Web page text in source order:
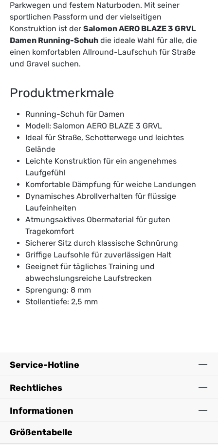
Parkwegen und festem Naturboden. Mit seiner
sportlichen Passform und der vielseitigen
Konstruktion ist der Salomon AERO BLAZE 3 GRVL
Damen Running-Schuh die ideale Wahl für alle, die
einen komfortablen Allround-Laufschuh für Straße
und Gravel suchen.
Produktmerkmale
Running-Schuh für Damen
Modell: Salomon AERO BLAZE 3 GRVL
Ideal für Straße, Schotterwege und leichtes
Gelände
Leichte Konstruktion für ein angenehmes
Laufgefühl
Komfortable Dämpfung für weiche Landungen
Dynamisches Abrollverhalten für flüssige
Laufeinheiten
Atmungsaktives Obermaterial für guten
Tragekomfort
Sicherer Sitz durch klassische Schnürung
Griffige Laufsohle für zuverlässigen Halt
Geeignet für tägliches Training und
abwechslungsreiche Laufstrecken
Sprengung: 8 mm
Stollentiefe: 2,5 mm
Service-Hotline
Rechtliches
Informationen
Größentabelle